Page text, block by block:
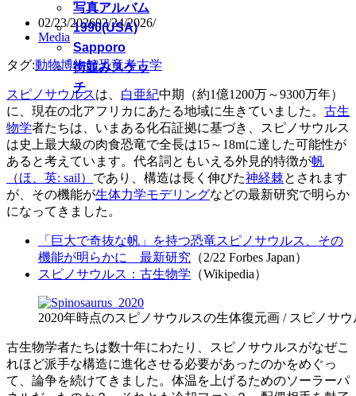
写真アルバム
1990(USA)
Sapporo
街並みスケッ
チ
02/23/202602/24/2026
Media
タグ:動物博物館恐竜考古学
スピノサウルスは、 白亜紀中期（約1億1200万～9300万年）
に、現在の北アフリカにあたる地域に生きていました。 古生
物学者たちは、いまある化石証拠に基づき、スピノサウルス
は史上最大級の肉食恐竜で全長は15～18mに達した可能性が
あると考えています。代名詞ともいえる外見的特徴が帆
（ほ、英: sail） であり、構造は長く伸びた神経棘とされます
が、その機能が生体力学モデリングなどの最新研究で明らか
になってきました。
「巨大で奇抜な帆」を持つ恐竜スピノサウルス、その
機能が明らかに 最新研究 （2/22 Forbes Japan）
スピノサウルス：古生物学 （Wikipedia）
2020年時点のスピノサウルスの生体復元画 / スピノサ
古生物学者たちは数十年にわたり、スピノサウルスがなぜこ
れほど派手な構造に進化させる必要があったのかをめぐっ
て、論争を続けてきました。体温を上げるためのソーラーパ